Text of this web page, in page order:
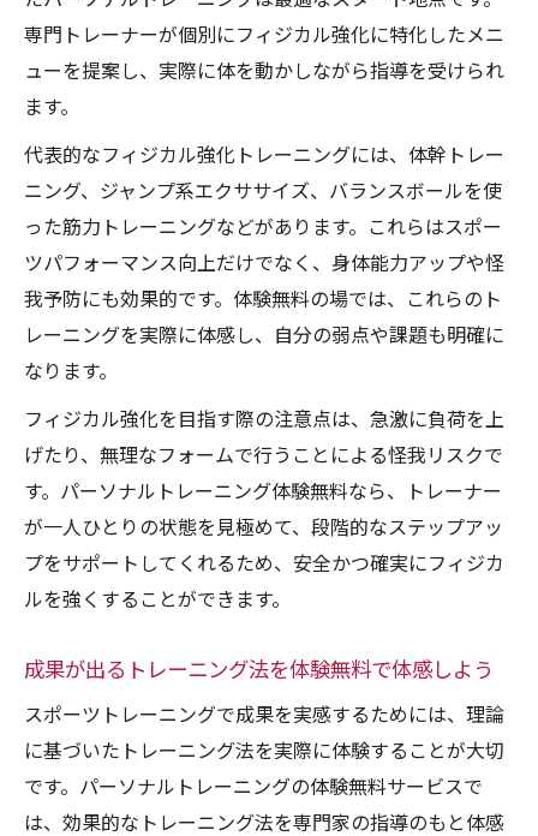
専門トレーナーが個別にフィジカル強化に特化したメニ
ューを提案し、実際に体を動かしながら指導を受けられ
ます。
代表的なフィジカル強化トレーニングには、体幹トレー
ニング、ジャンプ系エクササイズ、バランスボールを使
った筋力トレーニングなどがあります。これらはスポー
ツパフォーマンス向上だけでなく、身体能力アップや怪
我予防にも効果的です。体験無料の場では、これらのト
レーニングを実際に体感し、自分の弱点や課題も明確に
なります。
フィジカル強化を目指す際の注意点は、急激に負荷を上
げたり、無理なフォームで行うことによる怪我リスクで
す。パーソナルトレーニング体験無料なら、トレーナー
が一人ひとりの状態を見極めて、段階的なステップアッ
プをサポートしてくれるため、安全かつ確実にフィジカ
ルを強くすることができます。
成果が出るトレーニング法を体験無料で体感しよう
スポーツトレーニングで成果を実感するためには、理論
に基づいたトレーニング法を実際に体験することが大切
です。パーソナルトレーニングの体験無料サービスで
は、効果的なトレーニング法を専門家の指導のもと体感